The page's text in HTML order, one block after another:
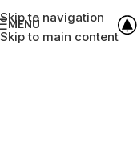
Skip to navigation
Skip to main content
MENÜ